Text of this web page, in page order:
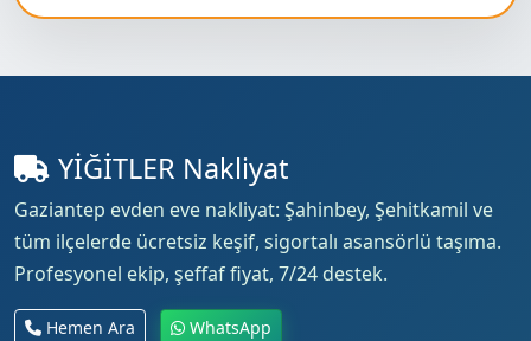
YİĞİTLER Nakliyat
Gaziantep evden eve nakliyat: Şahinbey, Şehitkamil ve
tüm ilçelerde ücretsiz keşif, sigortalı asansörlü taşıma.
Profesyonel ekip, şeffaf fiyat, 7/24 destek.
Hemen Ara WhatsApp